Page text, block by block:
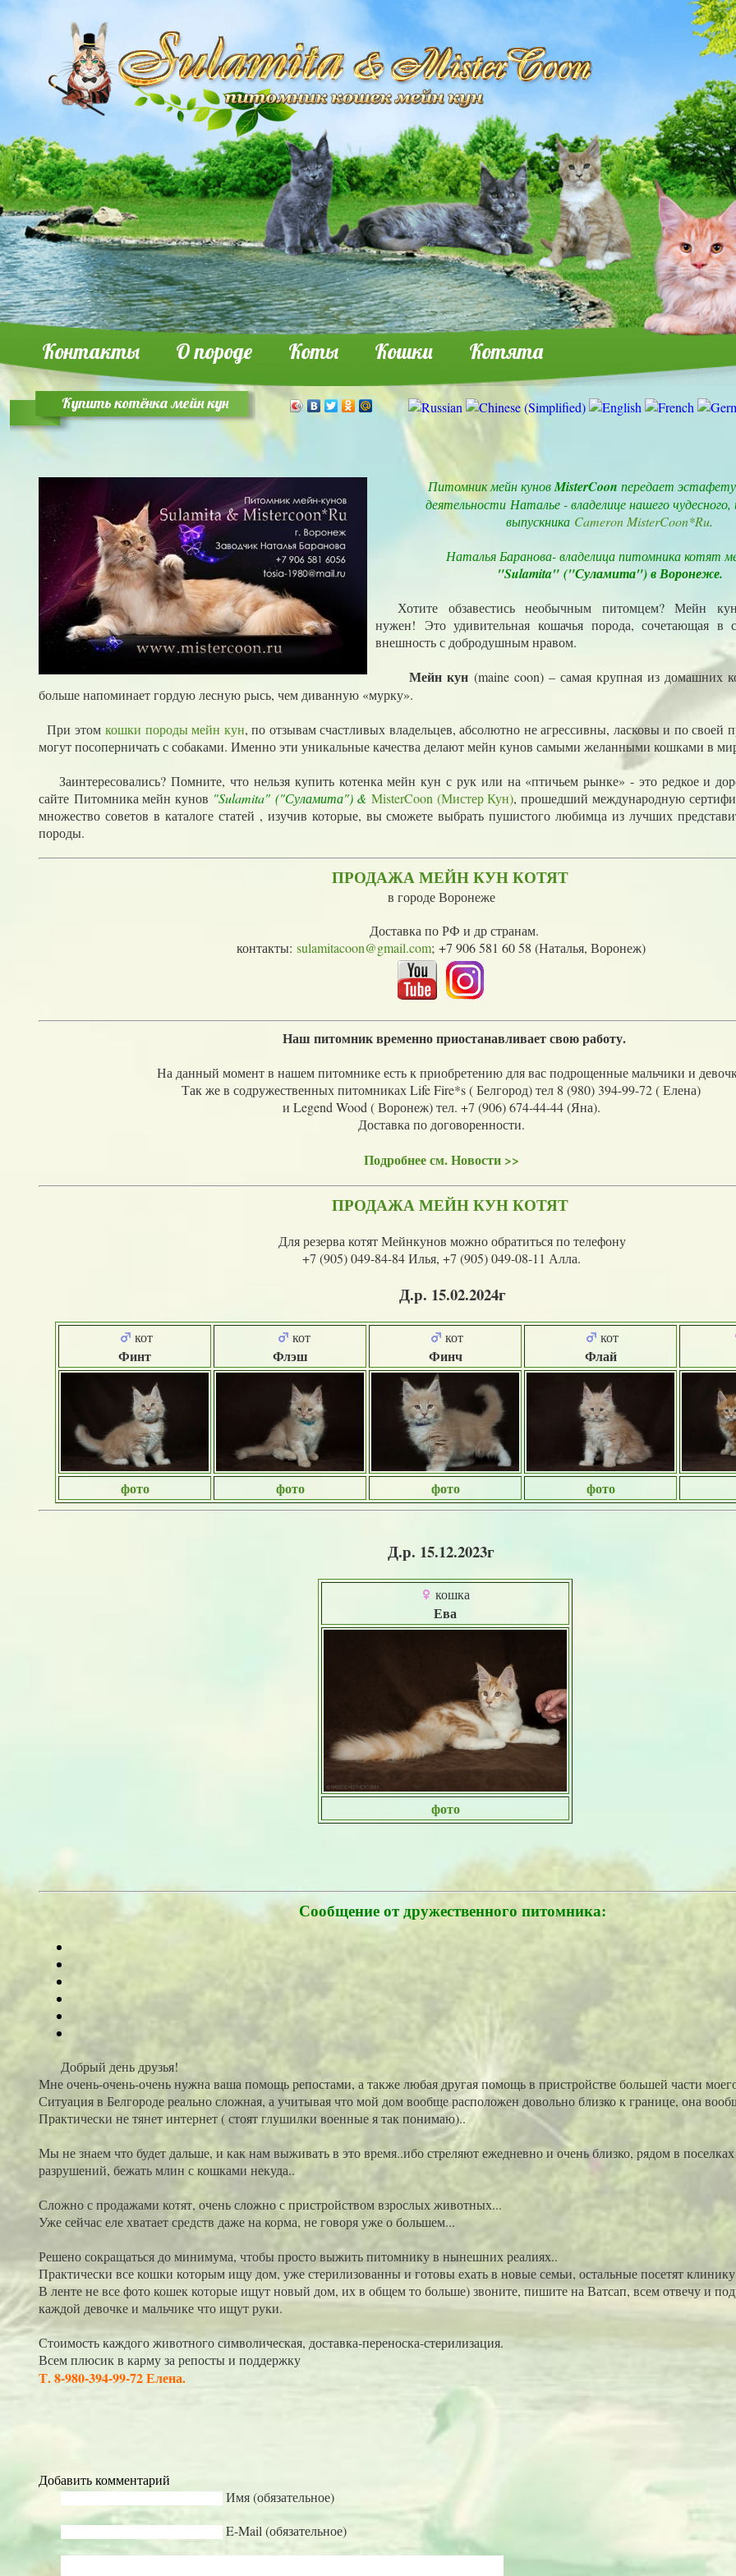
Контакты О породе Коты Кошки Котята
Купить котёнка мейн кун
Питомник мейн куновMisterCoon передает
деятельности Наталье - владелице нашего чудесного,
выпускника Cameron MisterCoon*Ru.
Наталья Баранова- владелица питомника котят
"Sulamita" ("Суламита") в Воронеже.
Хотите обзавестись необычным питомцем? Мейн
нужен! Это удивительная кошачья порода, сочетающая в
внешность с добродушным нравом.
Мейн кун (maine coon) – самая крупная из домашних
больше напоминает гордую лесную рысь, чем диванную «мурку».
При этом кошки породы мейн кун, по отзывам счастливых владельцев, абсолютно не агрессивны, ласковы и по своей
могут посоперничать с собаками. Именно эти уникальные качества делают мейн кунов самыми желанными кошками в
Заинтересовались? Помните, что нельзя купить котенка мейн кун с рук или на «птичьем рынке» - это редкое и
сайте Питомника мейн кунов "Sulamita" ("Суламита") & MisterCoon (Мистер Кун), прошедший международную
множество советов в каталоге статей , изучив которые, вы сможете выбрать пушистого любимца из лучших
породы.
ПРОДАЖА МЕЙН КУН КОТЯТ
в городе Воронеже
Доставка по РФ и др странам.
контакты: sulamitacoon@gmail.com; +7 906 581 60 58 (Наталья, Воронеж)
Наш питомник временно приостанавливает свою работу.
На данный момент в нашем питомнике есть к приобретению для вас подрощенные мальчики и
Так же в содружественных питомниках Life Fire*s ( Белгород) тел 8 (980) 394-99-72 ( Елена)
и Legend Wood ( Воронеж) тел. +7 (906) 674-44-44 (Яна).
Доставка по договоренности.
Подробнее см. Новости >>
ПРОДАЖА МЕЙН КУН КОТЯТ
Для резерва котят Мейнкунов можно обратиться по телефону
+7 (905) 049-84-84 Илья, +7 (905) 049-08-11 Алла.
Д.р. 15.02.2024г
кот
Финт
кот
Флэш
кот
Финч
кот
Флай
фото фото фото фото
Д.р. 15.12.2023г
кошка
Ева
фото
Сообщение от дружественного питомника:
Добрый день друзья!
Мне очень-очень-очень нужна ваша помощь репостами, а также любая другая помощь в пристройстве большей части
Ситуация в Белгороде реально сложная, а учитывая что мой дом вообще расположен довольно близко к границе, она
Практически не тянет интернет ( стоят глушилки военные я так понимаю)..
Мы не знаем что будет дальше, и как нам выживать в это время..ибо стреляют ежедневно и очень близко, рядом в
разрушений, бежать млин с кошками некуда..
Сложно с продажами котят, очень сложно с пристройством взрослых животных...
Уже сейчас еле хватает средств даже на корма, не говоря уже о большем...
Решено сокращаться до минимума, чтобы просто выжить питомнику в нынешних реалиях..
Практически все кошки которым ищу дом, уже стерилизованны и готовы ехать в новые семьи, остальные посетят клинику
В ленте не все фото кошек которые ищут новый дом, их в общем то больше) звоните, пишите на Ватсап, всем отвечу и
каждой девочке и мальчике что ищут руки.
Стоимость каждого животного символическая, доставка-переноска-стерилизация.
Всем плюсик в карму за репосты и поддержку
Т. 8-980-394-99-72 Елена.
Добавить комментарий
Имя (обязательное)
E-Mail (обязательное)